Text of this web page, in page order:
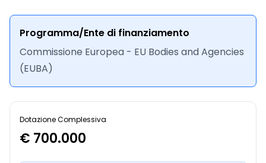
Programma/Ente di finanziamento
Commissione Europea - EU Bodies and Agencies
(EUBA)
Dotazione Complessiva
€ 700.000